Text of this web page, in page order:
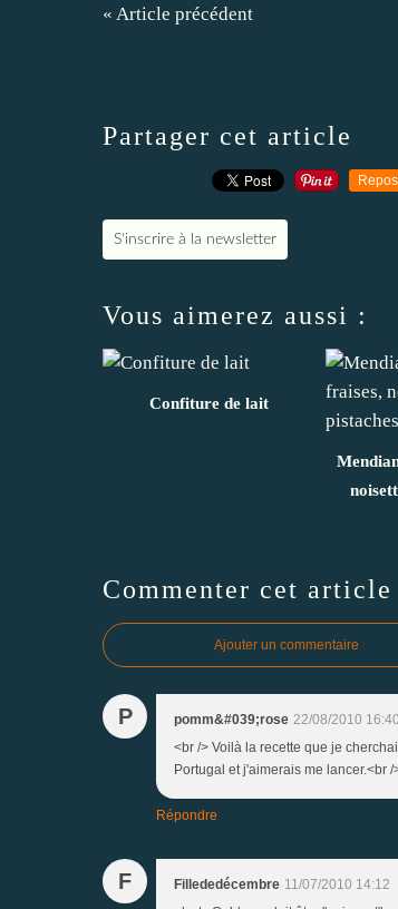
« Article précédent
Partager cet article
S'inscrire à la newsletter
Vous aimerez aussi :
Confiture de lait
Commenter cet article
Ajouter un commentaire
P pomm&#039;rose 22/08/2010 16:40
<br /> Voilà la recette que je
Portugal et j'aimerais me lancer.<br
Répondre
F Fillededécembre 11/07/2010 14:12